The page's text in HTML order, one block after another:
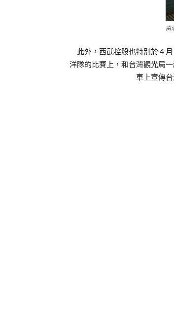
由
此外，西武控股也特別於４
洋隊的比賽上，和台灣觀光局
車上宣傳